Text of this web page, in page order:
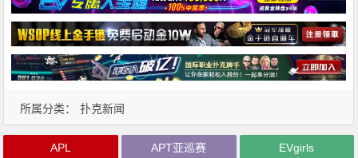
所属分类： 扑克新闻
APL APT亚巡赛 EVgirls